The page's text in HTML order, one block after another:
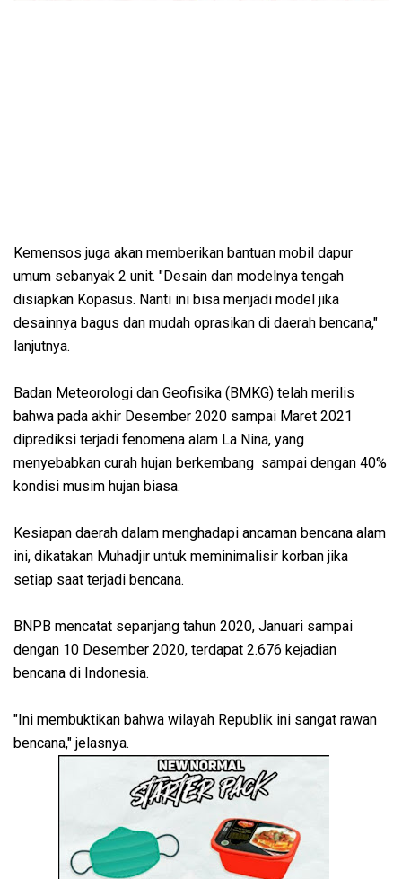
Kemensos juga akan memberikan bantuan mobil dapur
umum sebanyak 2 unit. "Desain dan modelnya tengah
disiapkan Kopasus. Nanti ini bisa menjadi model jika
desainnya bagus dan mudah oprasikan di daerah bencana,"
lanjutnya.
Badan Meteorologi dan Geofisika (BMKG) telah merilis
bahwa pada akhir Desember 2020 sampai Maret 2021
diprediksi terjadi fenomena alam La Nina, yang
menyebabkan curah hujan berkembang sampai dengan 40%
kondisi musim hujan biasa.
Kesiapan daerah dalam menghadapi ancaman bencana alam
ini, dikatakan Muhadjir untuk meminimalisir korban jika
setiap saat terjadi bencana.
BNPB mencatat sepanjang tahun 2020, Januari sampai
dengan 10 Desember 2020, terdapat 2.676 kejadian
bencana di Indonesia.
"Ini membuktikan bahwa wilayah Republik ini sangat rawan
bencana," jelasnya.